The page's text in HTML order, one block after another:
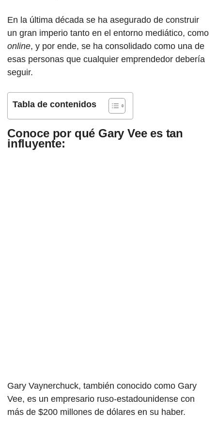
En la última década se ha asegurado de construir
un gran imperio tanto en el entorno mediático, como
online, y por ende, se ha consolidado como una de
esas personas que cualquier emprendedor debería
seguir.
Tabla de contenidos
Conoce por qué Gary Vee es tan
influyente:
Gary Vaynerchuck, también conocido como Gary
Vee, es un empresario ruso-estadounidense con
más de $200 millones de dólares en su haber.